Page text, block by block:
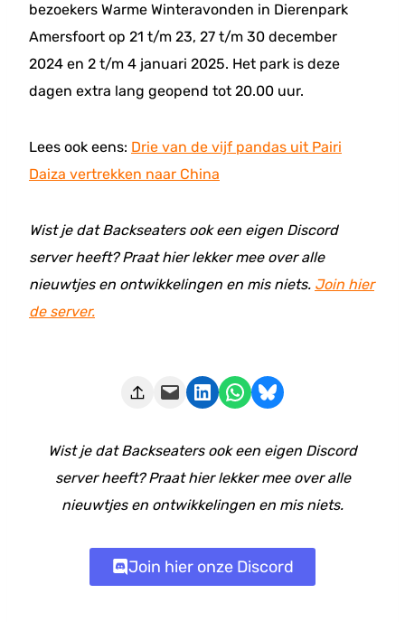
bezoekers Warme Winteravonden in Dierenpark
Amersfoort op 21 t/m 23, 27 t/m 30 december
2024 en 2 t/m 4 januari 2025. Het park is deze
dagen extra lang geopend tot 20.00 uur.
Lees ook eens: Drie van de vijf pandas uit Pairi
Daiza vertrekken naar China
Wist je dat Backseaters ook een eigen Discord
server heeft? Praat hier lekker mee over alle
nieuwtjes en ontwikkelingen en mis niets. Join hier
de server.
Deze pagina e-mailen Delen op LinkedIn Delen via WhatsApp Share on Bluesky
Wist je dat Backseaters ook een eigen Discord
server heeft? Praat hier lekker mee over alle
nieuwtjes en ontwikkelingen en mis niets.
Join hier onze Discord